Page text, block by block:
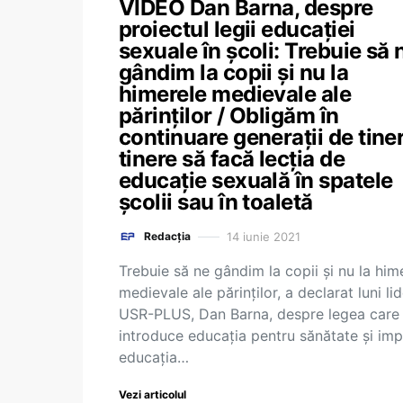
VIDEO Dan Barna, despre
proiectul legii educației
sexuale în școli: Trebuie să
gândim la copii și nu la
himerele medievale ale
părinților / Obligăm în
continuare generații de
tinere să facă lecția de
educație sexuală în spatele
școlii sau în toaletă
Redacția 14 iunie 2021
Trebuie să ne gândim la copii și nu la
medievale ale părinților, a declarat luni
USR-PLUS, Dan Barna, despre legea care
introduce educația pentru sănătate și
educația…
Vezi articolul